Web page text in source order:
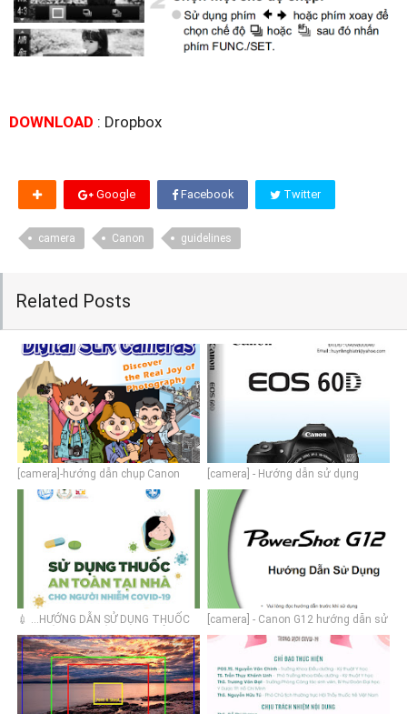
DOWNLOAD : Dropbox
Google Facebook Twitter
camera Canon guidelines
Related Posts
[camera]-hướng dẫn chụp Canon
cực cool
[camera] - Hướng dẫn sử dụng
💉 ...HƯỚNG DẪN SỬ DỤNG THUỐC
NHIỄM COVID19- ĐẠI HỌC Y DƯỢC
TP.HCM
[camera] - Canon G12 hướng dẫn sử